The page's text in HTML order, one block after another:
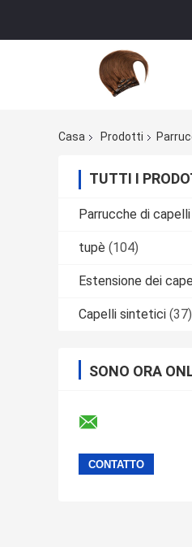
Casa Prodotti
TUTTI I
Parrucche di
tupè (104)
Estensione dei
Capelli sintetici (37)
SONO ORA